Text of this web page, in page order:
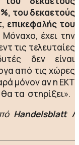
του δεκαετούς
επικεφαλής του
έχει την
τις τελευταίες
δεν είναι
από τις χώρες
μόνον αν η ΕΚΤ
τα στηρίξει».
Handelsblatt /